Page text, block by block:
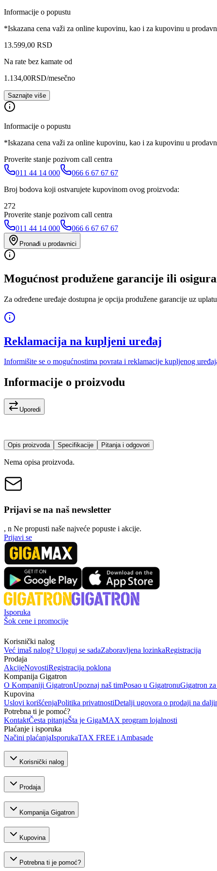
Informacije o popustu
*Iskazana cena važi za online kupovinu, kao i za kupovinu u
13.599,00 RSD
Na rate bez kamate od
1.134,00RSD/mesečno
Saznajte više
Informacije o popustu
*Iskazana cena važi za online kupovinu, kao i za kupovinu u
Proverite stanje pozivom call centra
011 44 14 000
066 6 67 67 67
Broj bodova koji ostvarujete kupovinom ovog proizvoda:
272
Proverite stanje pozivom call centra
011 44 14 000
066 6 67 67 67
Pronađi u prodavnici
Mogućnost produžene garancije ili
Za određene uređaje dostupna je opcija produžene garancije uz
Reklamacija na kupljeni uređaj
Informišite se o mogućnostima povrata i reklamacije kupljenog
Informacije o proizvodu
Uporedi
Opis proizvoda Specifikacije Pitanja i odgovori
Nema opisa proizvoda.
Prijavi se na naš newsletter
, n Ne propusti naše najveće popuste i akcije.
Prijavi se
Isporuka
Šok cene i promocije
Korisnički nalog
Već imaš nalog? Uloguj se sadaZaboravljena lozinkaRegistracija
Prodaja
AkcijeNovostiRegistracija poklona
Kompanija Gigatron
O Kompaniji GigatronUpoznaj naš timPosao u GigatronuGigatron
Kupovina
Uslovi korišćenjaPolitika privatnostiDetalji ugovora o prodaji na
Potrebna ti je pomoć?
KontaktČesta pitanjaŠta je GigaMAX program lojalnosti
Plaćanje i isporuka
Načini plaćanjaIsporukaTAX FREE i Ambasade
Korisnički nalog
Prodaja
Kompanija Gigatron
Kupovina
Potrebna ti je pomoć?